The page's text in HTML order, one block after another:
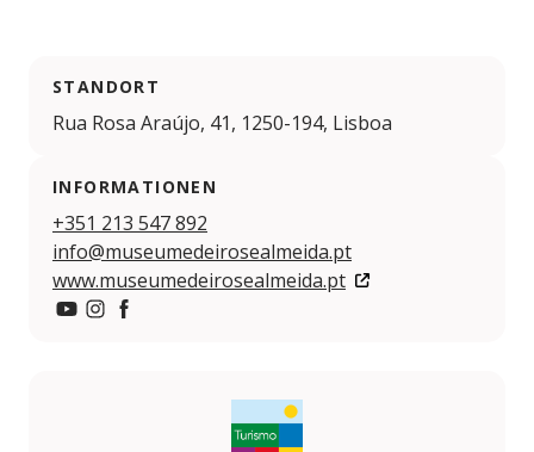
STANDORT
Rua Rosa Araújo, 41, 1250-194, Lisboa
INFORMATIONEN
+351 213 547 892
info@museumedeirosealmeida.pt
www.museumedeirosealmeida.pt